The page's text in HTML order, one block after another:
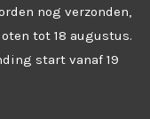
nog verzonden,
tot 18 augustus.
start vanaf 19